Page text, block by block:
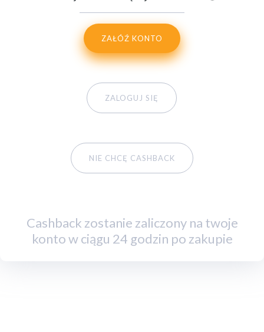
ZAŁÓŹ KONTO
ZALOGUJ SIĘ
NIE CHCĘ CASHBACK
Cashback zostanie zaliczony na twoje
konto w ciągu 24 godzin po zakupie